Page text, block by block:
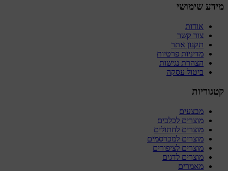
מידע שימושי
אודות
צור קשר
תקנון אתר
מדיניות פרטיות
הצהרת נגישות
ביטול עסקה
קטגוריות
מבצעים
מוצרים לכלבים
מוצרים לחתולים
מוצרים למכרסמים
מוצרים לציפורים
מוצרים לדגים
מאמרים